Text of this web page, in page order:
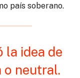
país soberano.
la idea de
o neutral.